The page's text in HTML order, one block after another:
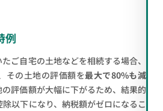
例
ご自宅の土地などを相続する場合、
その土地の評価額を最大で80%も減
評価額が大幅に下がるため、結果的
以下になり、納税額がゼロになるこ